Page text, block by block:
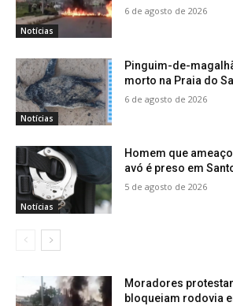
Notícias
6 de agosto de 2026
Notícias
Pinguim-de-
morto na Praia do
6 de agosto de 2026
Notícias
Homem que
avó é preso em
5 de agosto de 2026
Moradores
bloqueiam rodovia